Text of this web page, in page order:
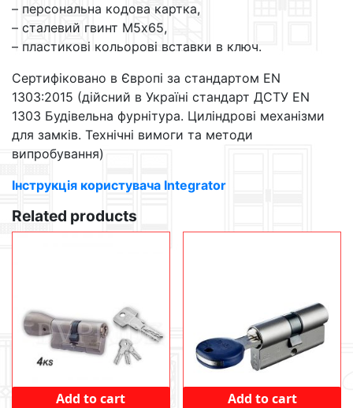
– персональна кодова картка,
– сталевий гвинт М5х65,
– пластикові кольорові вставки в ключ.
Сертифіковано в Європі за стандартом EN
1303:2015 (дійсний в Україні стандарт ДСТУ EN
1303 Будівельна фурнітура. Циліндрові механізми
для замків. Технічні вимоги та методи
випробування)
Інструкція користувача Integrator
Related products
Add to cart Add to cart